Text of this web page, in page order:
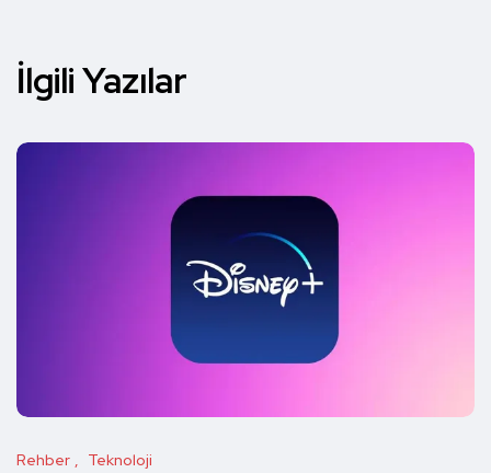
İlgili Yazılar
Rehber Teknoloji